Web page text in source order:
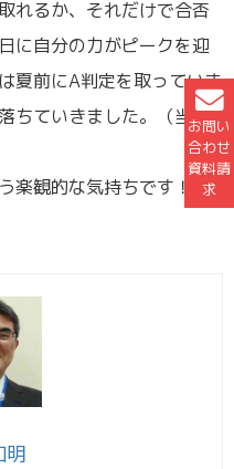
お問い
合わせ
資料請
求
れるか、それだけで合否
に自分の力がピークを迎
夏前にA判定を取っていま
ちていきました。（当日
楽観的な気持ちです！頑
明